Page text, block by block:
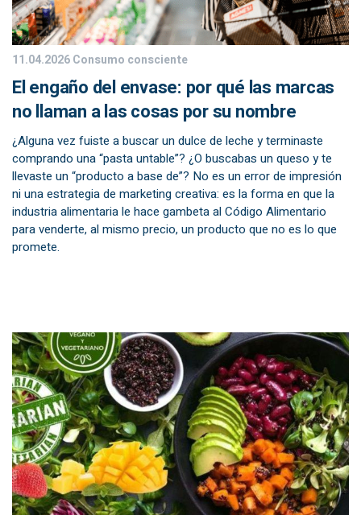
11.04.2026Consumo consciente
El engaño del envase: por qué las marcas
no llaman a las cosas por su nombre
¿Alguna vez fuiste a buscar un dulce de leche y terminaste
comprando una “pasta untable”? ¿O buscabas un queso y te
llevaste un “producto a base de”? No es un error de impresión
ni una estrategia de marketing creativa: es la forma en que la
industria alimentaria le hace gambeta al Código Alimentario
para venderte, al mismo precio, un producto que no es lo que
promete.